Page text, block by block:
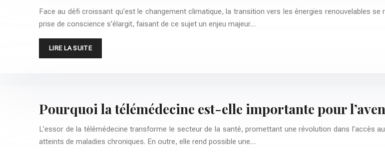
Face au défi croissant qu’est le changement climatique, la transition vers les énergies renouvelables se
prise de conscience s’élargit, faisant de ce sujet un enjeu majeur…
LIRE LA SUITE
Pourquoi la télémédecine est-elle importante pour
L’essor de la télémédecine transforme le secteur de la santé, promettant une révolution dans l’accès
atteints de maladies chroniques. En outre, elle rend possible une…